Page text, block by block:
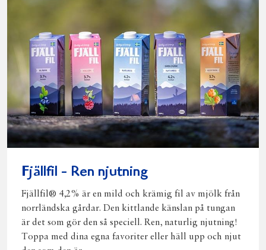
Fjällfil - Ren njutning
Fjällfil® 4,2% är en mild och krämig fil av mjölk från
norrländska gårdar. Den kittlande känslan på tungan
är det som gör den så speciell. Ren, naturlig njutning!
Toppa med dina egna favoriter eller häll upp och njut